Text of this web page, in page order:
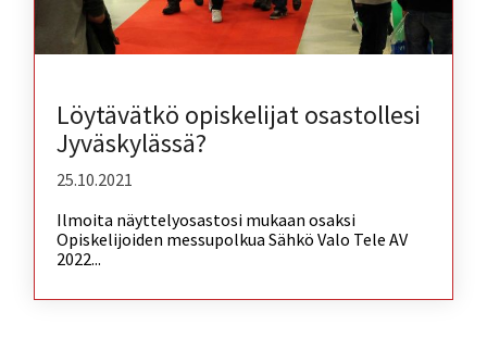
Löytävätkö opiskelijat osastollesi
Jyväskylässä?
25.10.2021
Ilmoita näyttelyosastosi mukaan osaksi
Opiskelijoiden messupolkua Sähkö Valo Tele AV
2022...